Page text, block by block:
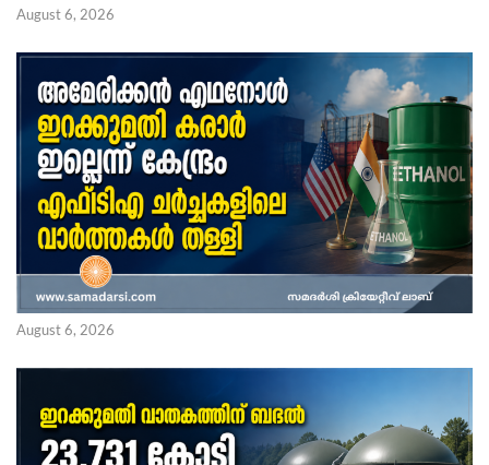
August 6, 2026
August 6, 2026